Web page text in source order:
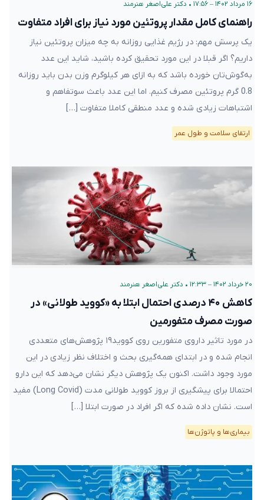
۱۶ مرداد ۱۴۰۲ – ۱۷:۵۶ • دکتر علی‌اصغر هنرمند
راهنمای کامل مقدار پروتئین مورد نیاز برای افراد متفاوت
یک پرسش مهم: در رژیم غذایی‌ روزانه به چه میزان پروتئین نیاز
داریم؟ اگر قبلا در این مورد تحقیق کرده ‌باشید، شاید این عدد
به‌گوش‌تان خورده باشد که به ازای هر کیلوگرم وزن بدن باید روزانه
0.8 گرم پروتئین مصرف کنیم. اما این عدد باعث سوتفاهم و
اشتباهات زیادی شده و عدد منطقی کاملا متفاوت […]
ارتقای سلامت و طول عمر
۲۰ خرداد ۱۴۰۲ – ۱۲:۳۳ • دکتر علی‌اصغر هنرمند
کاهش ۴۰ درصدی احتمال ابتلا به «کووید طولانی» در
صورت مصرف متفورمین
در مورد تاثیر داروی متفورین روی کووید۱۹ پژوهش‌های متعددی
انجام شده و در ابتدای همه‌گیری بحث و اختلاف نظر زیادی در این
مورد وجود داشت. اکنون یک پژوهش دیگر نشان می‌دهد که این دارو
احتمالا برای پیشگیری از بروز کووید طولانی مدت (Long Covid) مفید
است. نشان داده شده که اگر افراد در صورت ابتلا […]
بیماری‌ها و پاتوژن‌ها